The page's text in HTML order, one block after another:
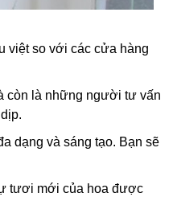
việt so với các cửa hàng
còn là những người tư vấn
dạng và sáng tạo. Bạn sẽ
tươi mới của hoa được